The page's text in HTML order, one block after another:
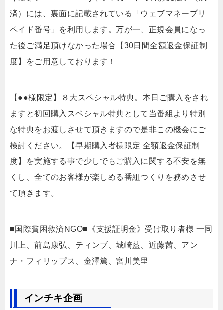
済）には、裏面に記載されている「ウェブマネープリ
ペイド番号」を利用します。万が一、正規会員になっ
た後ご満足頂けなかった場合【30日間全額返金保証制
度】をご用意しております！
【●●様限定】８大スペシャル特典。本日ご購入をされ
ますと初回購入スペシャル特典として当番組より特別
な特典をお渡しさせて頂きますので是非この機会にご
検討ください。【早期購入者様限定 全額返金保証制
度】を実施する事で少しでもご購入に関する不安を無
くし、全てのお客様が楽しめる番組つくりを務めさせ
て頂きます。
■国際貧困救済NGO■《支援証明金》受け取り者様 一同
川上、前島康弘、ティンブ、城崎藍、近藤茜、アン
ナ・フィリップス、金澤篤、宮川美里
インチキ企画